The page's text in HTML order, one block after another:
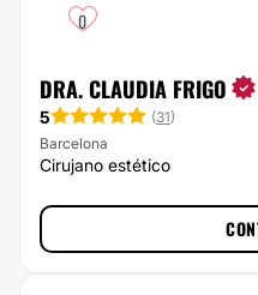
0
DRA. CLAUDIA FRIGO
5 (31)
Barcelona
Cirujano estético